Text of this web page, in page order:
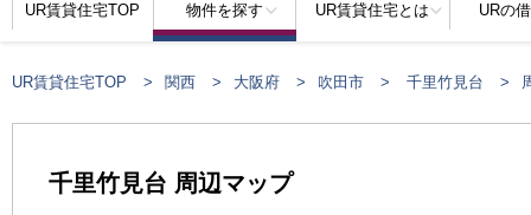
UR賃貸住宅TOP 物件を探す UR賃貸住宅とは URの
UR賃貸住宅TOP 関西 大阪府 吹田市 千里竹見台
千里竹見台 周辺マップ